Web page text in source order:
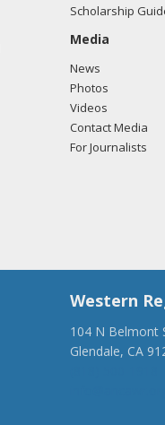
Scholarship
Media
News
Photos
Videos
Contact Media
For Journalists
Western
104 N Belmont
Glendale, CA